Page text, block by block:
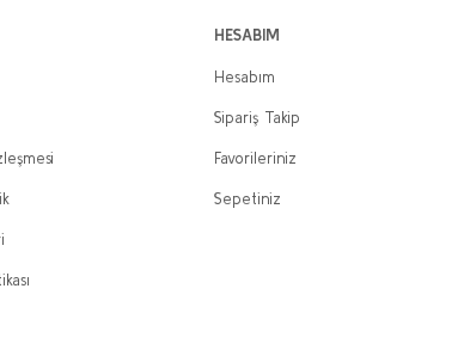
HESABIM
Hesabım
Sipariş Takip
Favorileriniz
Sepetiniz